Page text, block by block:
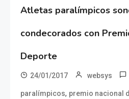
Atletas paralímpicos
condecorados con
Deporte
24/01/2017 websys
paralímpicos, premio nacional